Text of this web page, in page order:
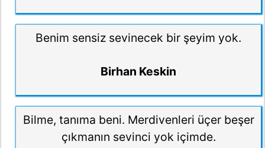
Benim sensiz sevinecek bir şeyim yok.
Birhan Keskin
Bilme, tanıma beni. Merdivenleri üçer beşer
çıkmanın sevinci yok içimde.